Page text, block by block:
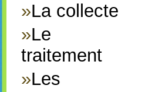
»La collecte
»Le
traitement
»Les